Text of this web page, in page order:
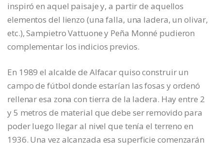
inspiró en aquel paisaje y, a partir de aquellos
elementos del lienzo (una falla, una ladera, un olivar,
etc.), Sampietro Vattuone y Peña Monné pudieron
complementar los indicios previos.
En 1989 el alcalde de Alfacar quiso construir un
campo de fútbol donde estarían las fosas y ordenó
rellenar esa zona con tierra de la ladera. Hay entre 2
y 5 metros de material que debe ser removido para
poder luego llegar al nivel que tenía el terreno en
1936. Una vez alcanzada esa superficie comenzarán